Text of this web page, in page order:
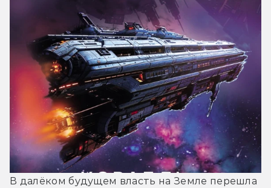
В далёком будущем власть на Земле перешла